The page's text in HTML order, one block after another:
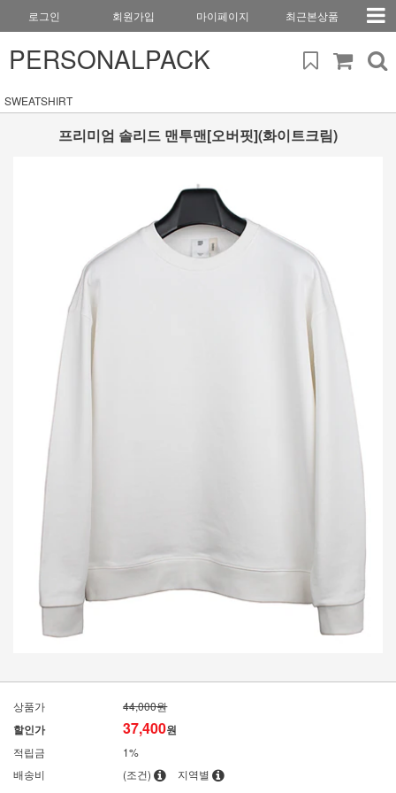
로그인 회원가입 마이페이지 최근본상품
PERSONALPACK
SWEATSHIRT
프리미엄 솔리드 맨투맨[오버핏](화이트크림)
상품가 44,000원
할인가 37,400원
적립금
1%
배송비
(조건) 지역별